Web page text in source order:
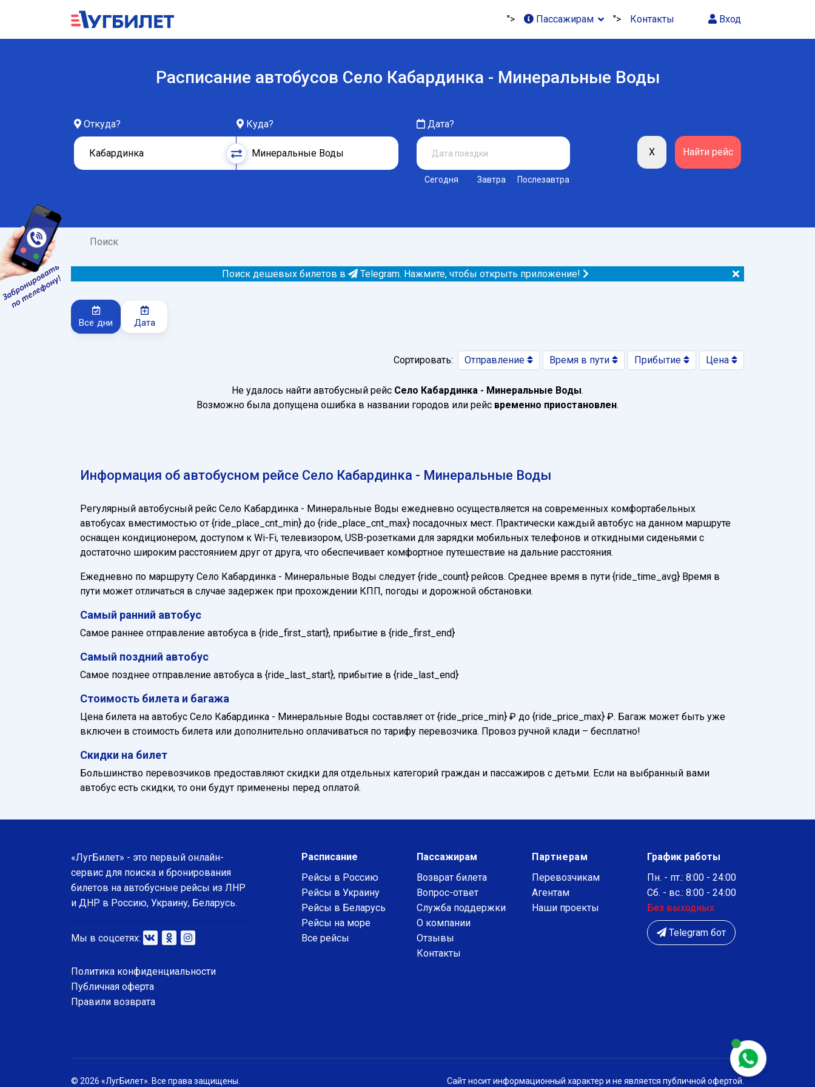
Вход
"> Пассажирам "> Контакты
Расписание автобусов Село Кабардинка - Минеральные Воды
Откуда? Куда? Дата?
Сегодня Завтра Послезавтра
Поиск
Поиск дешевых билетов в Telegram. Нажмите, чтобы открыть приложение!
Все дни Дата
Сортировать: Отправление Время в пути Прибытие Цена
Не удалось найти автобусный рейс Село Кабардинка - Минеральные Воды.
Возможно была допущена ошибка в названии городов или рейс временно приостановлен.
Информация об автобусном рейсе Село Кабардинка - Минеральные Воды
Регулярный автобусный рейс Село Кабардинка - Минеральные Воды ежедневно осуществляется на современных комфортабельных
автобусах вместимостью от {ride_place_cnt_min} до {ride_place_cnt_max} посадочных мест. Практически каждый автобус на данном маршруте
оснащен кондиционером, доступом к Wi-Fi, телевизором, USB-розетками для зарядки мобильных телефонов и откидными сиденьями с
достаточно широким расстоянием друг от друга, что обеспечивает комфортное путешествие на дальние расстояния.
Ежедневно по маршруту Село Кабардинка - Минеральные Воды следует {ride_count} рейсов. Среднее время в пути {ride_time_avg} Время в
пути может отличаться в случае задержек при прохождении КПП, погоды и дорожной обстановки.
Самый ранний автобус
Самое раннее отправление автобуса в {ride_first_start}, прибытие в {ride_first_end}
Самый поздний автобус
Самое позднее отправление автобуса в {ride_last_start}, прибытие в {ride_last_end}
Стоимость билета и багажа
Цена билета на автобус Село Кабардинка - Минеральные Воды составляет от {ride_price_min} ₽ до {ride_price_max} ₽. Багаж может быть уже
включен в стоимость билета или дополнительно оплачиваться по тарифу перевозчика. Провоз ручной клади – бесплатно!
Скидки на билет
Большинство перевозчиков предоставляют скидки для отдельных категорий граждан и пассажиров с детьми. Если на выбранный вами
автобус есть скидки, то они будут применены перед оплатой.
«ЛугБилет» - это первый онлайн-
сервис для поиска и бронирования
билетов на автобусные рейсы из ЛНР
и ДНР в Россию, Украину, Беларусь.
Мы в соцсетях:
Политика конфиденциальности
Публичная оферта
Правили возврата
Расписание
Рейсы в Россию
Рейсы в Украину
Рейсы в Беларусь
Рейсы на море
Все рейсы
Пассажирам
Возврат билета
Вопрос-ответ
Служба поддержки
О компании
Отзывы
Контакты
Партнерам
Перевозчикам
Агентам
Наши проекты
График работы
Пн. - пт.: 8:00 - 24:00
Сб. - вс.: 8:00 - 24:00
Без выходных
Telegram бот
© 2026 «ЛугБилет». Все права защищены. Сайт носит информационный характер и не является публичной офертой.